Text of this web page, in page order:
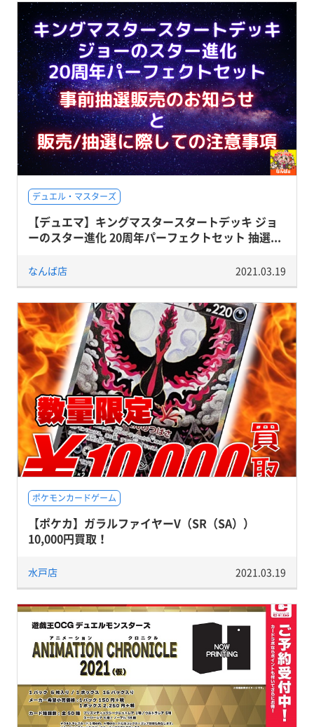
デュエル・マスターズ
【デュエマ】キングマスタースタートデッキ ジョ
ーのスター進化 20周年パーフェクトセット 抽選...
なんば店 2021.03.19
ポケモンカードゲーム
【ポケカ】ガラルファイヤーV（SR（SA））
10,000円買取！
水戸店 2021.03.19